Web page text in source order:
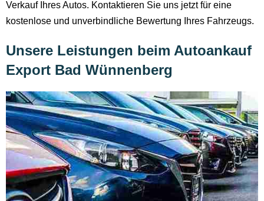
Verkauf Ihres Autos. Kontaktieren Sie uns jetzt für eine
kostenlose und unverbindliche Bewertung Ihres Fahrzeugs.
Unsere Leistungen beim Autoankauf
Export Bad Wünnenberg